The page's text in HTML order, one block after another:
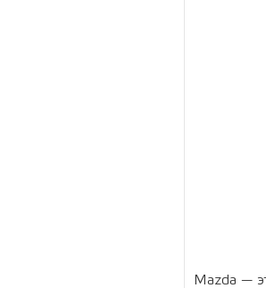
Mazda —